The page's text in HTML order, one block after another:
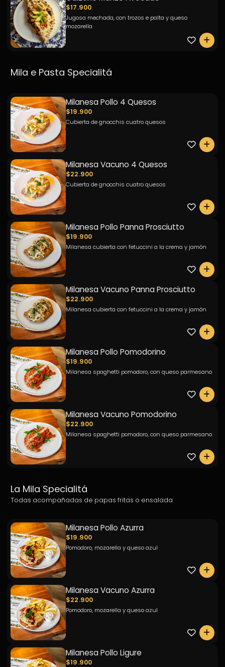
$17.900
Jugosa mechada, con trozos e palta y queso
mozarella
0
Mila e Pasta Specialitá
Milanesa Pollo 4 Quesos
$19.900
Cubierta de gnocchis cuatro quesos
0
Milanesa Vacuno 4 Quesos
$22.900
Cubierta de gnocchis cuatro quesos
0
Milanesa Pollo Panna Prosciutto
$19.900
Milanesa cubierta con fetuccini a la crema y jamón
0
Milanesa Vacuno Panna Prosciutto
$22.900
Milanesa cubierta con fetuccini a la crema y jamón
0
Milanesa Pollo Pomodorino
$19.900
Milanesa spaghetti pomodoro, con queso parmesano
0
Milanesa Vacuno Pomodorino
$22.900
Milanesa spaghetti pomodoro, con queso parmesano
0
La Mila Specialitá
Todas acompañadas de papas fritas o ensalada
Milanesa Pollo Azurra
$19.900
Pomodoro, mozarella y queso azul
0
Milanesa Vacuno Azurra
$22.900
Pomodoro, mozarella y queso azul
0
Milanesa Pollo Ligure
$19.900